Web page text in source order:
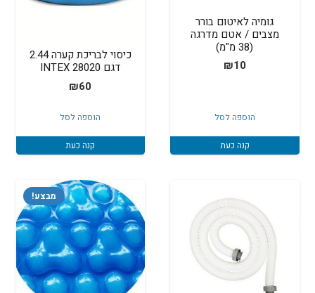
גומיה לאיטום בורר
מצבים / אטם מדרגה
(38 מ"מ)
₪10
הוספה לסל
קנה כעת
כיסוי לבריכת קערה 2.44
דגם 28020 INTEX
₪60
הוספה לסל
קנה כעת
מבצע!